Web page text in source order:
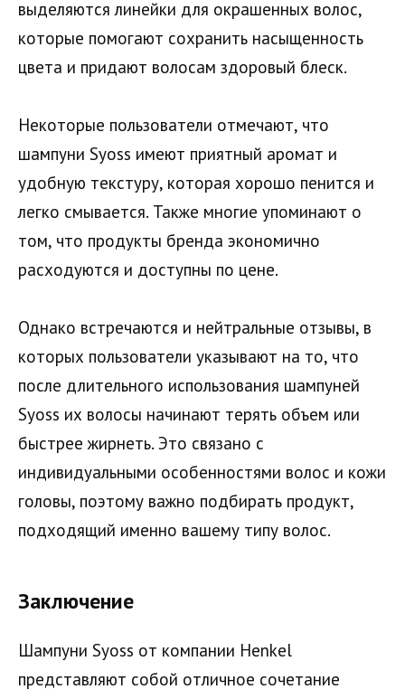
выделяются линейки для окрашенных волос,
которые помогают сохранить насыщенность
цвета и придают волосам здоровый блеск.
Некоторые пользователи отмечают, что
шампуни Syoss имеют приятный аромат и
удобную текстуру, которая хорошо пенится и
легко смывается. Также многие упоминают о
том, что продукты бренда экономично
расходуются и доступны по цене.
Однако встречаются и нейтральные отзывы, в
которых пользователи указывают на то, что
после длительного использования шампуней
Syoss их волосы начинают терять объем или
быстрее жирнеть. Это связано с
индивидуальными особенностями волос и кожи
головы, поэтому важно подбирать продукт,
подходящий именно вашему типу волос.
Заключение
Шампуни Syoss от компании Henkel
представляют собой отличное сочетание